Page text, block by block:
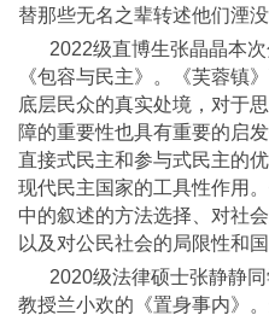
替那些无名之辈转述他们湮
2022级直博生张晶晶本
《包容与民主》。《芙蓉镇
底层民众的真实处境，对于
障的重要性也具有重要的启
直接式民主和参与式民主的
现代民主国家的工具性作用
中的叙述的方法选择、对社
以及对公民社会的局限性和
2020级法律硕士张静静
教授兰小欢的《置身事内》